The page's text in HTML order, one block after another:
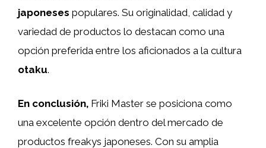
japoneses populares. Su originalidad, calidad y
variedad de productos lo destacan como una
opción preferida entre los aficionados a la cultura
otaku.
En conclusión, Friki Master se posiciona como
una excelente opción dentro del mercado de
productos freakys japoneses. Con su amplia